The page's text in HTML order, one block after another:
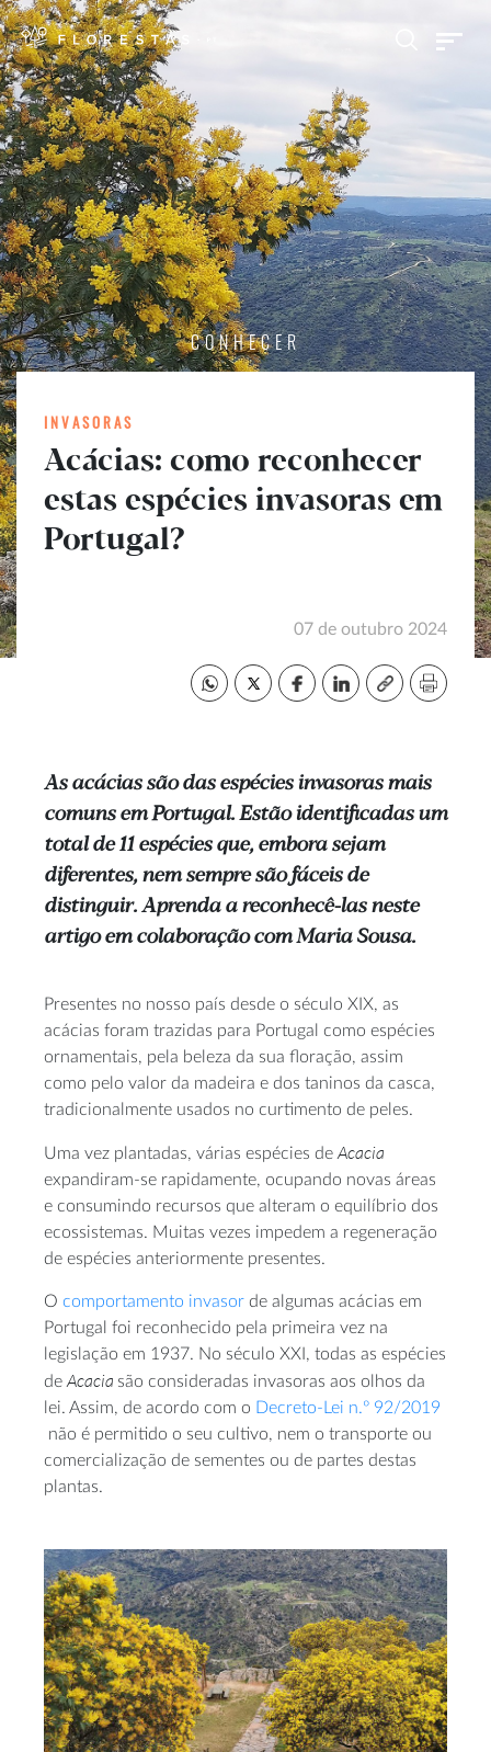
CONHECER
INVASORAS
Acácias: como reconhecer
estas espécies invasoras em
Portugal?
07 de outubro 2024
As acácias são das espécies invasoras mais
comuns em Portugal. Estão identificadas um
total de 11 espécies que, embora sejam
diferentes, nem sempre são fáceis de
distinguir. Aprenda a reconhecê-las neste
artigo em colaboração com Maria Sousa.
Presentes no nosso país desde o século XIX, as
acácias foram trazidas para Portugal como espécies
ornamentais, pela beleza da sua floração, assim
como pelo valor da madeira e dos taninos da casca,
tradicionalmente usados no curtimento de peles.
Uma vez plantadas, várias espécies de Acacia
expandiram-se rapidamente, ocupando novas áreas
e consumindo recursos que alteram o equilíbrio dos
ecossistemas. Muitas vezes impedem a regeneração
de espécies anteriormente presentes.
O comportamento invasor de algumas acácias em
Portugal foi reconhecido pela primeira vez na
legislação em 1937. No século XXI, todas as espécies
de Acacia são consideradas invasoras aos olhos da
lei. Assim, de acordo com o Decreto-Lei n.º 92/2019
não é permitido o seu cultivo, nem o transporte ou
comercialização de sementes ou de partes destas
plantas.